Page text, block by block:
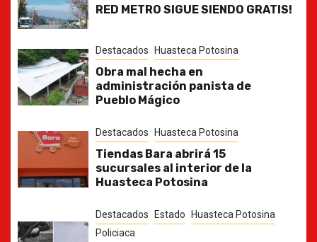
RED METRO SIGUE SIENDO GRATIS!
Destacados Huasteca Potosina
Obra mal hecha en
administración panista de
Pueblo Mágico
Destacados Huasteca Potosina
Tiendas Bara abrirá 15
sucursales al interior de la
Huasteca Potosina
Destacados Estado
Huasteca Potosina
Policiaca